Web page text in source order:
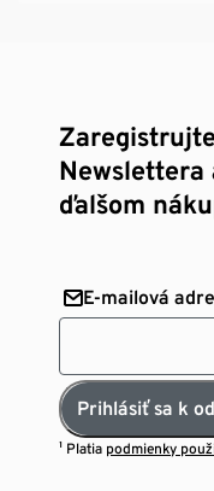
Newslettera
ďalšom
E-mailová
Prihlásiť sa k
¹ Platia podmienky